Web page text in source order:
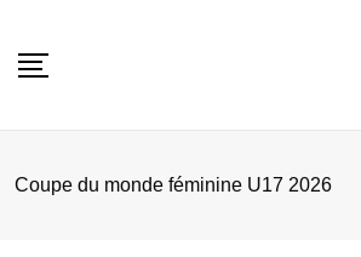
Coupe du monde féminine U17 2026